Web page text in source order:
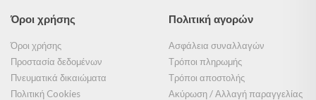
Όροι χρήσης
Όροι χρήσης
Προστασία δεδομένων
Πνευματικά δικαιώματα
Πολιτική Cookies
Πολιτική αγορών
Ασφάλεια συναλλαγών
Τρόποι πληρωμής
Τρόποι αποστολής
Ακύρωση / Αλλαγή παραγγελίας